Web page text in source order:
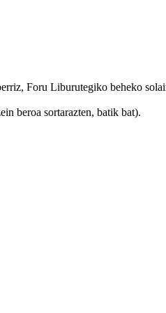
Foru Liburutegiko beheko
beroa sortarazten, batik bat).